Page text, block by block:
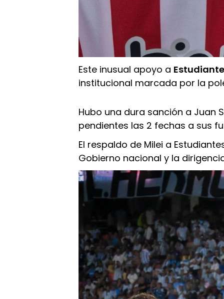
Este inusual apoyo a
institucional marcada por la
Hubo una dura sanción a Juan
pendientes las 2 fechas a sus
El respaldo de Milei a
Gobierno nacional y la